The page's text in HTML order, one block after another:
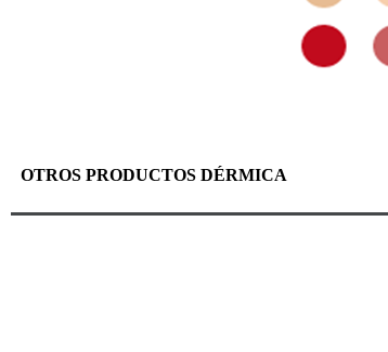
OTROS PRODUCTOS DÉRMICA